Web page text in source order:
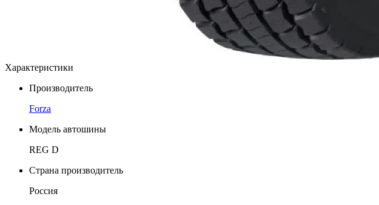
Характеристики
Производитель
Forza
Модель автошины
REG D
Страна производитель
Россия